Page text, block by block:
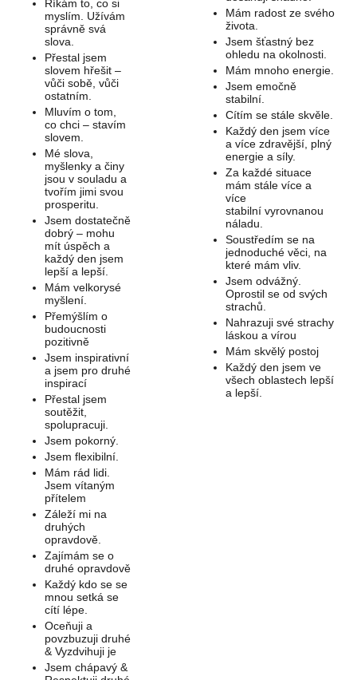
Říkám to, co si
myslím. Užívám
správně svá
slova.
Přestal jsem
slovem hřešit –
vůči sobě, vůči
ostatním.
Mluvím o tom,
co chci – stavím
slovem.
Mé slova,
myšlenky a činy
jsou v souladu a
tvořím jimi svou
prosperitu.
Jsem dostatečně
dobrý – mohu
mít úspěch a
každý den jsem
lepší a lepší.
Mám velkorysé
myšlení.
Přemýšlím o
budoucnosti
pozitivně
Jsem inspirativní
a jsem pro druhé
inspirací
Přestal jsem
soutěžit,
spolupracuji.
Jsem pokorný.
Jsem flexibilní.
Mám rád lidi.
Jsem vítaným
přítelem
Záleží mi na
druhých
opravdově.
Zajímám se o
druhé opravdově
Každý kdo se se
mnou setká se
cítí lépe.
Oceňuji a
povzbuzuji druhé
& Vyzdvihuji je
Jsem chápavý &
Mám radost ze svého
života.
Jsem šťastný bez
ohledu na okolnosti.
Mám mnoho energie.
Jsem emočně
stabilní.
Cítím se stále skvěle.
Každý den jsem více
a více zdravější, plný
energie a síly.
Za každé situace
mám stále více a
více
stabilní vyrovnanou
náladu.
Soustředím se na
jednoduché věci, na
které mám vliv.
Jsem odvážný.
Oprostil se od svých
strachů.
Nahrazuji své strachy
láskou a vírou
Mám skvělý postoj
Každý den jsem ve
všech oblastech lepší
a lepší.